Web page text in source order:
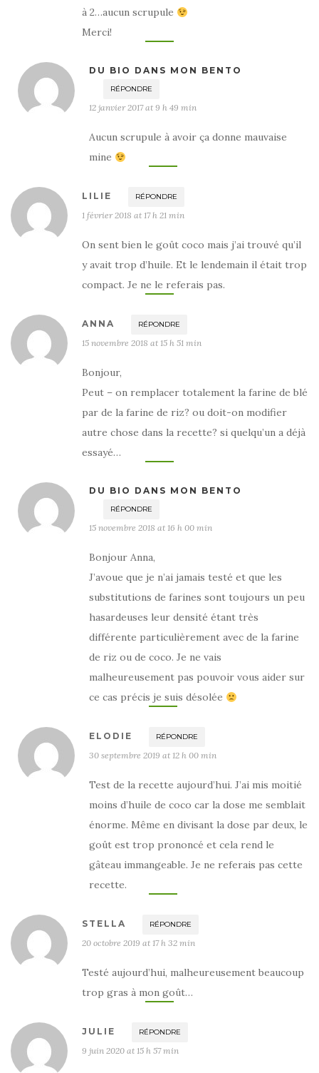
à 2…aucun scrupule
Merci!
DU BIO DANS MON BENTO
RÉPONDRE
12 janvier 2017 at 9 h 49 min
Aucun scrupule à avoir ça donne mauvaise
mine
LILIE RÉPONDRE
1 février 2018 at 17 h 21 min
On sent bien le goût coco mais j’ai trouvé qu’il
y avait trop d’huile. Et le lendemain il était trop
compact. Je ne le referais pas.
ANNA RÉPONDRE
15 novembre 2018 at 15 h 51 min
Bonjour,
Peut – on remplacer totalement la farine de blé
par de la farine de riz? ou doit-on modifier
autre chose dans la recette? si quelqu’un a déjà
essayé…
DU BIO DANS MON BENTO
RÉPONDRE
15 novembre 2018 at 16 h 00 min
Bonjour Anna,
J’avoue que je n’ai jamais testé et que les
substitutions de farines sont toujours un peu
hasardeuses leur densité étant très
différente particulièrement avec de la farine
de riz ou de coco. Je ne vais
malheureusement pas pouvoir vous aider sur
ce cas précis je suis désolée
ELODIE RÉPONDRE
30 septembre 2019 at 12 h 00 min
Test de la recette aujourd’hui. J’ai mis moitié
moins d’huile de coco car la dose me semblait
énorme. Même en divisant la dose par deux, le
goût est trop prononcé et cela rend le
gâteau immangeable. Je ne referais pas cette
recette.
STELLA RÉPONDRE
20 octobre 2019 at 17 h 32 min
Testé aujourd’hui, malheureusement beaucoup
trop gras à mon goût…
JULIE RÉPONDRE
9 juin 2020 at 15 h 57 min